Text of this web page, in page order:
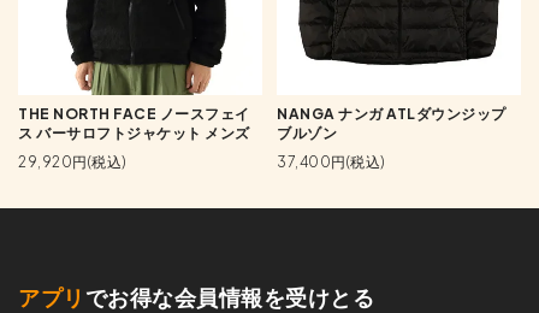
THE NORTH FACE ノースフェイ
ス バーサロフトジャケット メンズ
29,920円(税込)
NANGA ナンガ ATLダウンジップ
ブルゾン
37,400円(税込)
アプリ でお得な会員情報を受けとる